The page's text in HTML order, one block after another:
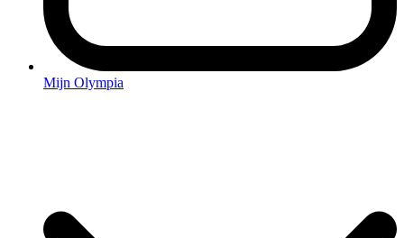
Mijn Olympia